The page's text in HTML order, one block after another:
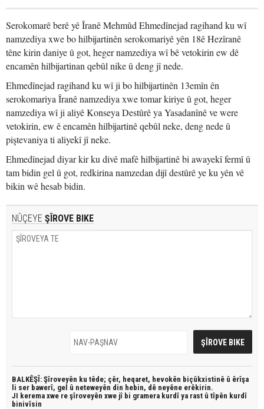
Serokomarê berê yê Îranê Mehmûd Ehmedînejad ragihand ku wî
namzediya xwe bo hilbijartinên serokomariyê yên 18ê Hezîranê
têne kirin daniye û got, heger namzediya wî bê vetokirin ew dê
encamên hilbijartinan qebûl nike û deng jî nede.
Ehmedînejad ragihand ku wî ji bo hilbijartinên 13emîn ên
serokomariya Îranê namzediya xwe tomar kiriye û got, heger
namzediya wî ji aliyê Konseya Destûrê ya Yasadanînê ve were
vetokirin, ew ê encamên hilbijartinê qebûl neke, deng nede û
piştevaniya ti aliyekî jî neke.
Ehmedînejad diyar kir ku divê mafê hilbijartinê bi awayekî fermî û
tam bidin gel û got, redkirina namzedan dijî destûrê ye ku yên vê
bikin wê hesab bidin.
NÛÇEYE ŞÎROVE BIKE
BALKÊŞÎ: Şîroveyên ku têde; çêr, heqaret, hevokên biçûkxistinê û êrîşa
li ser bawerî, gel û neteweyên din hebin, dê neyêne erêkirin.
JI kerema xwe re şîroveyên xwe jî bi gramera kurdî ya rast û tîpên kurdî
binivîsin